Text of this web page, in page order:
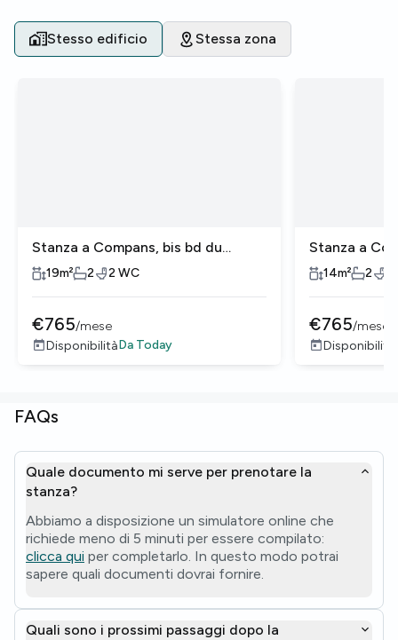
Stesso edificio Stessa zona
Stanza a Compans, bis bd du
Maréchal Leclerc
19m² 2 2 WC
€765/mese
DisponibilitàDa Today
Stanza a
Maréchal
14m² 2
€765/mese
Disponibilità
FAQs
Quale documento mi serve per prenotare la
stanza?
Abbiamo a disposizione un simulatore online che
richiede meno di 5 minuti per essere compilato:
clicca qui per completarlo. In questo modo potrai
sapere quali documenti dovrai fornire.
Quali sono i prossimi passaggi dopo la